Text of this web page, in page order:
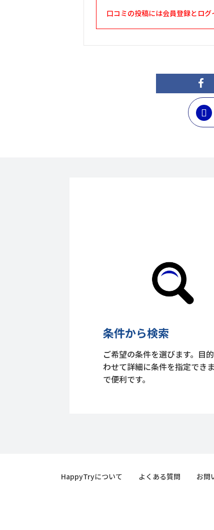
口コミの投稿には会員登録とログ
条件から検索
ご希望の条件を選びます。目
わせて詳細に条件を指定でき
で便利です。
HappyTryについて よくある質問 お問